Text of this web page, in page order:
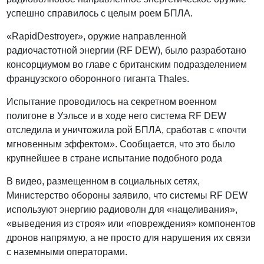
успешно справилось с целым роем БПЛА.
«RapidDestroyer», оружие направленной
радиочастотной энергии (RF DEW), было разработано
консорциумом во главе с британским подразделением
французского оборонного гиганта Thales.
Испытание проводилось на секретном военном
полигоне в Уэльсе и в ходе него система RF DEW
отследила и уничтожила рой БПЛА, сработав с «почти
мгновенным эффектом». Сообщается, что это было
крупнейшее в стране испытание подобного рода
В видео, размещенном в социальных сетях,
Министерство обороны заявило, что системы RF DEW
используют энергию радиоволн для «нацеливания»,
«выведения из строя» или «повреждения» компонентов
дронов напрямую, а не просто для нарушения их связи
с наземными операторами.